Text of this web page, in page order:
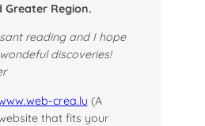
Greater Region.
reading and I hope
discoveries!
crea.lu (A
that fits your